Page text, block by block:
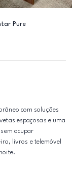
Pure
com soluções
espaçosas e uma
ocupar
livros e telemóvel